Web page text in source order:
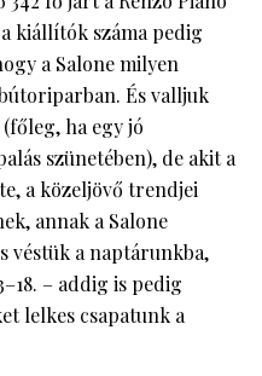
kiállítók száma pedig
a Salone milyen
És valljuk
ha egy jó
szünetében), de akit a
a közeljövő trendjei
annak a Salone
véstük a naptárunkba,
– addig is pedig
lelkes csapatunk a